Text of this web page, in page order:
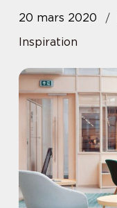
20 mars 2020
Inspiration